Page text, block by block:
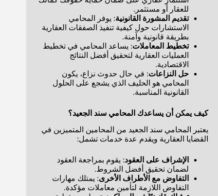
للعقار أو مستثمر.
تقديم المشورة القانونية: يوفر المحامي
الاستشارات حول كيفية تنفيذ الصفقات العقارية
بطريقة قانونية وآمنة.
تخطيط المعاملات: يساعد المحامي في تخطيط
العمليات العقارية لتحقيق أفضل النتائج
الاقتصادية.
حل النزاعات: في حال حدوث نزاع، يكون
المحامي هو الحليف الذي يشجع على الحلول
القانونية المناسبة.
كيف يمكن أن يساعدك المحامي سند الجعيد؟
يعتبر المحامي سند الجعيد من المحامين المتميزين في
القضايا العقارية ويقدم عدة خدمات تشمل:
الإشراف على العقود: يقوم بمراجعة العقود
لضمان تحقيق أفضل الشروط.
التفاوض مع الأطراف الأخرى: يمتلك مهارات
التفاوض اللازمة لتأمين معاملات مؤكدة.